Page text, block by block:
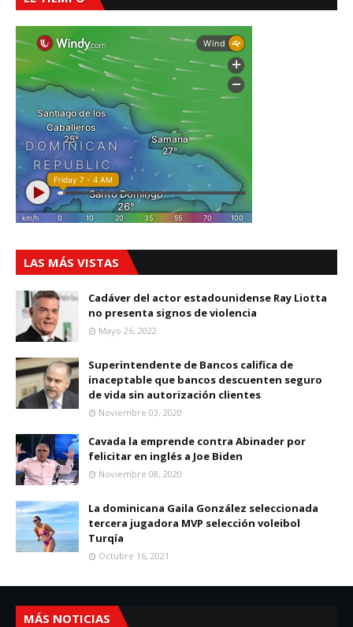
LAS MÁS VISTAS
Cadáver del actor estadounidense Ray Liotta
no presenta signos de violencia
Mayo 26, 2022
Superintendente de Bancos califica de
inaceptable que bancos descuenten seguro
de vida sin autorización clientes
Noviembre 03, 2020
Cavada la emprende contra Abinader por
felicitar en inglés a Joe Biden
Noviembre 08, 2020
La dominicana Gaila González seleccionada
tercera jugadora MVP selección voleibol
Turqía
Octubre 16, 2021
MÁS NOTICIAS